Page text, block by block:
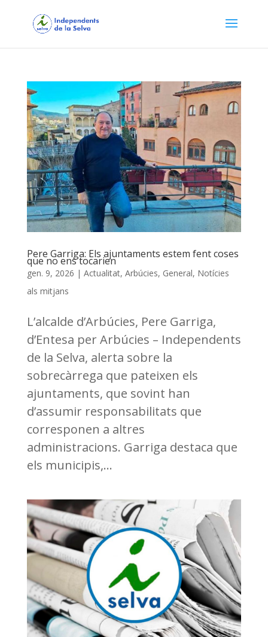
Pere Garriga: Els ajuntaments estem fent coses
que no ens tocarien
gen. 9, 2026 | Actualitat, Arbúcies, General, Notícies
als mitjans
L’alcalde d’Arbúcies, Pere Garriga,
d’Entesa per Arbúcies – Independents
de la Selva, alerta sobre la
sobrecàrrega que pateixen els
ajuntaments, que sovint han
d’assumir responsabilitats que
corresponen a altres
administracions. Garriga destaca que
els municipis,...